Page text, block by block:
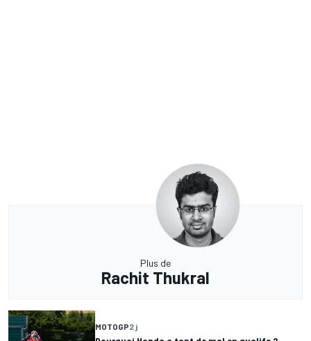
Plus de
Rachit Thukral
MOTOGP2 j